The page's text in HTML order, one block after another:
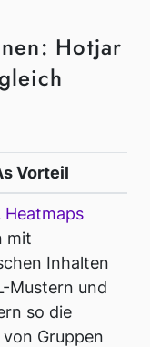
Hotjar
Vorteil
Heatmaps
mit
Inhalten
Mustern und
so die
von Gruppen